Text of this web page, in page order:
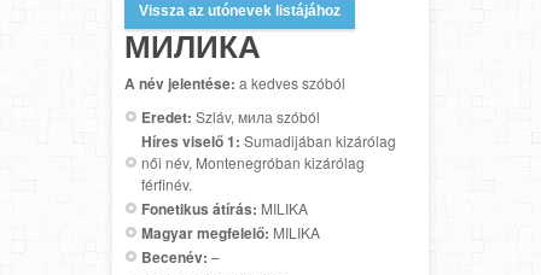
Vissza az utónevek listájához
МИЛИКА
A név jelentése: a kedves szóból
Eredet: Szláv, мила szóból
Híres viselő 1: Sumadijában kizárólag
női név, Montenegróban kizárólag
férfinév.
Fonetikus átírás: MILIKA
Magyar megfelelő: MILIKA
Becenév: –